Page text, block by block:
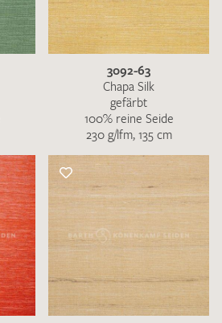
3092-63
Chapa Silk
gefärbt
100% reine Seide
230 g/lfm, 135 cm